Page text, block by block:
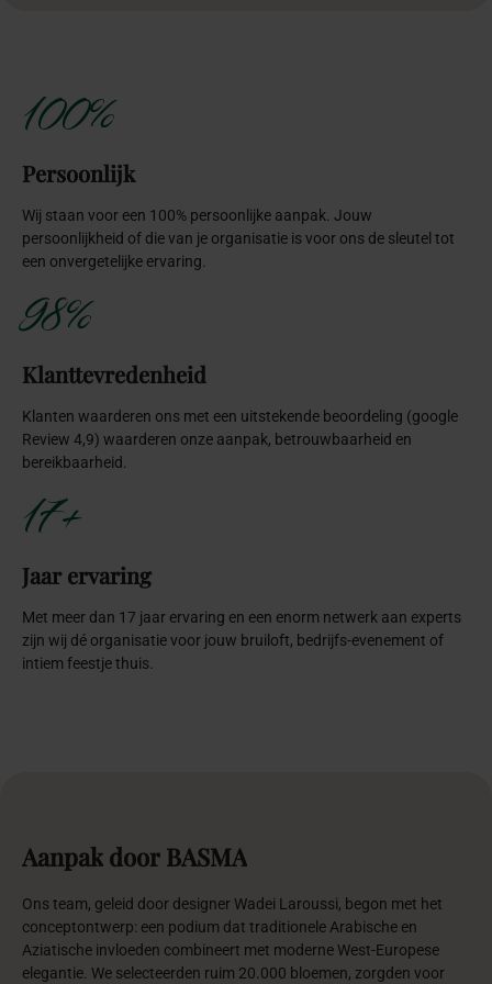
100%
Persoonlijk
Wij staan voor een 100% persoonlijke aanpak. Jouw
persoonlijkheid of die van je organisatie is voor ons de sleutel tot
een onvergetelijke ervaring.
98%
Klanttevredenheid
Klanten waarderen ons met een uitstekende beoordeling (google
Review 4,9) waarderen onze aanpak, betrouwbaarheid en
bereikbaarheid.
17+
Jaar ervaring
Met meer dan 17 jaar ervaring en een enorm netwerk aan experts
zijn wij dé organisatie voor jouw bruiloft, bedrijfs-evenement of
intiem feestje thuis.
Aanpak door BASMA
Ons team, geleid door designer Wadei Laroussi, begon met het
conceptontwerp: een podium dat traditionele Arabische en
Aziatische invloeden combineert met moderne West-Europese
elegantie. We selecteerden ruim 20.000 bloemen, zorgden voor